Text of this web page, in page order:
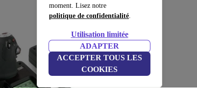
moment. Lisez notre
politique de confidentialité.
Utilisation limitée
ADAPTER
ACCEPTER TOUS LES
COOKIES